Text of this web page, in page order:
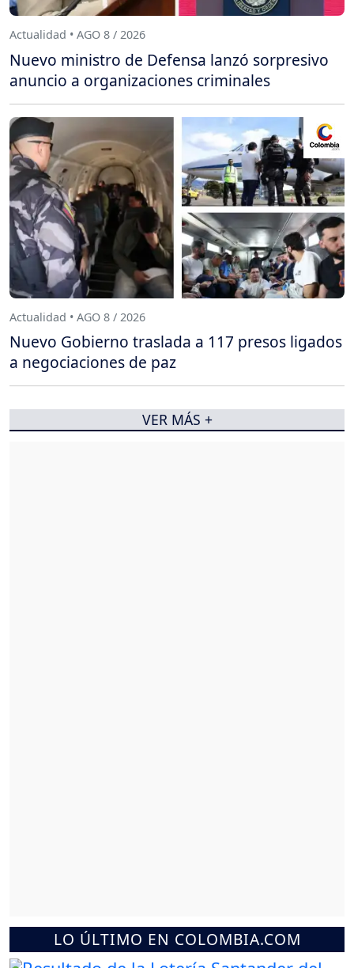
LO ÚLTIMO EN COLOMBIA.COM
Actualidad • AGO 8 / 2026
Nuevo ministro de Defensa lanzó sorpresivo
anuncio a organizaciones criminales
Actualidad • AGO 8 / 2026
Nuevo Gobierno traslada a 117 presos ligados
a negociaciones de paz
VER MÁS +